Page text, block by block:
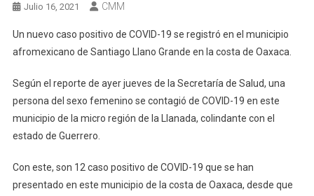
Julio 16, 2021 CMM
Un nuevo caso positivo de COVID-19 se registró en el municipio
afromexicano de Santiago Llano Grande en la costa de Oaxaca.
Según el reporte de ayer jueves de la Secretaría de Salud, una
persona del sexo femenino se contagió de COVID-19 en este
municipio de la micro región de la Llanada, colindante con el
estado de Guerrero.
Con este, son 12 caso positivo de COVID-19 que se han
presentado en este municipio de la costa de Oaxaca, desde que